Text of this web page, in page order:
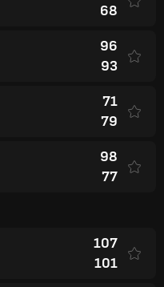
68
96
93
71
79
98
77
107
101